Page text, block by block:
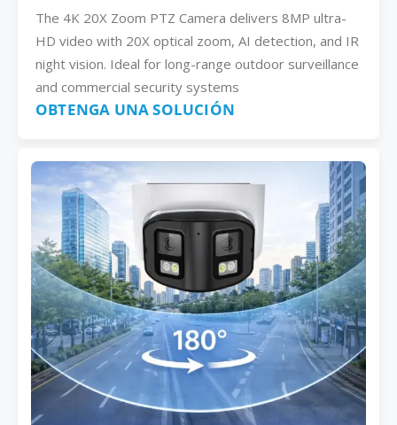
The 4K 20X Zoom PTZ Camera delivers 8MP ultra-
HD video with 20X optical zoom, AI detection, and IR
night vision. Ideal for long-range outdoor surveillance
and commercial security systems
OBTENGA UNA SOLUCIÓN